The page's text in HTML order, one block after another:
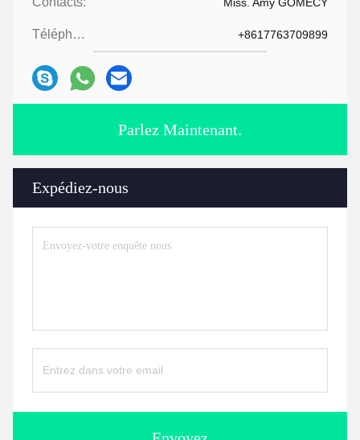
Téléphone: +8617763709899
Parlez Maintenant.
Expédiez-nous